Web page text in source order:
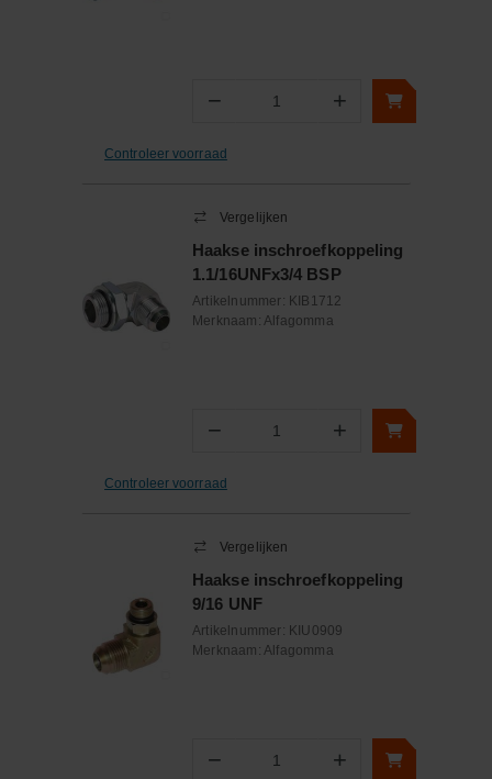
− Aantal +
Controleer voorraad
Vergelijken
Haakse inschroefkoppeling
1.1/16UNFx3/4 BSP
Artikelnummer: KIB1712
Merknaam: Alfagomma
− Aantal +
Controleer voorraad
Vergelijken
Haakse inschroefkoppeling
9/16 UNF
Artikelnummer: KIU0909
Merknaam: Alfagomma
− Aantal +